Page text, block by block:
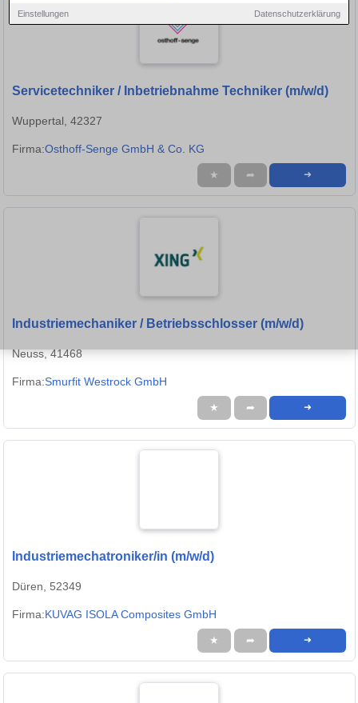
Einstellungen Datenschutzerklärung
Servicetechniker / Inbetriebnahme Techniker (m/w/d)
Wuppertal, 42327
Firma:Osthoff-Senge GmbH & Co. KG
★ ➦ ➜
Industriemechaniker / Betriebsschlosser (m/w/d)
Neuss, 41468
Firma:Smurfit Westrock GmbH
★ ➦ ➜
Industriemechatroniker/in (m/w/d)
Düren, 52349
Firma:KUVAG ISOLA Composites GmbH
★ ➦ ➜